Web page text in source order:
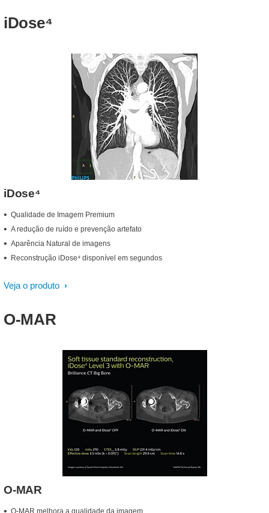
iDose⁴
iDose⁴
Qualidade de Imagem Premium
A redução de ruído e prevenção artefato
Aparência Natural de imagens
Reconstrução iDose⁴ disponível em segundos
Veja o produto
O-MAR
O-MAR
O-MAR melhora a qualidade da imagem